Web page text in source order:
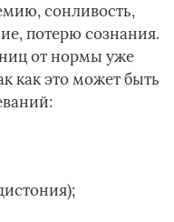
сонливость,
потерю сознания.
от нормы уже
как это может быть